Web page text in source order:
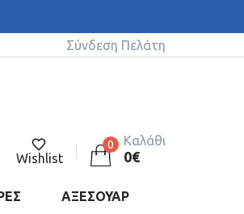
Σύνδεση Πελάτη
Wishlist
0 Καλάθι
0€
ΑΞΕΣΟΥΑΡ